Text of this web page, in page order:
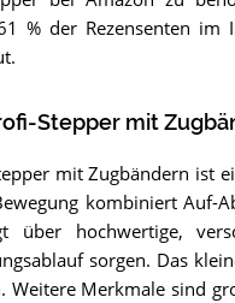
% der Rezensenten
Stepper mit
mit Zugbändern ist
kombiniert Auf-
über hochwertige,
sorgen. Das
Weitere Merkmale sind